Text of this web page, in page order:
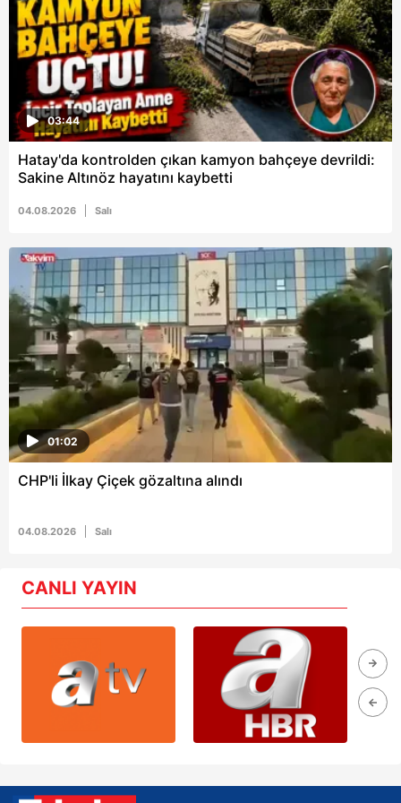
03:44
Hatay'da kontrolden çıkan kamyon bahçeye devrildi:
Sakine Altınöz hayatını kaybetti
04.08.2026 Salı
01:02
CHP'li İlkay Çiçek gözaltına alındı
04.08.2026 Salı
CANLI YAYIN